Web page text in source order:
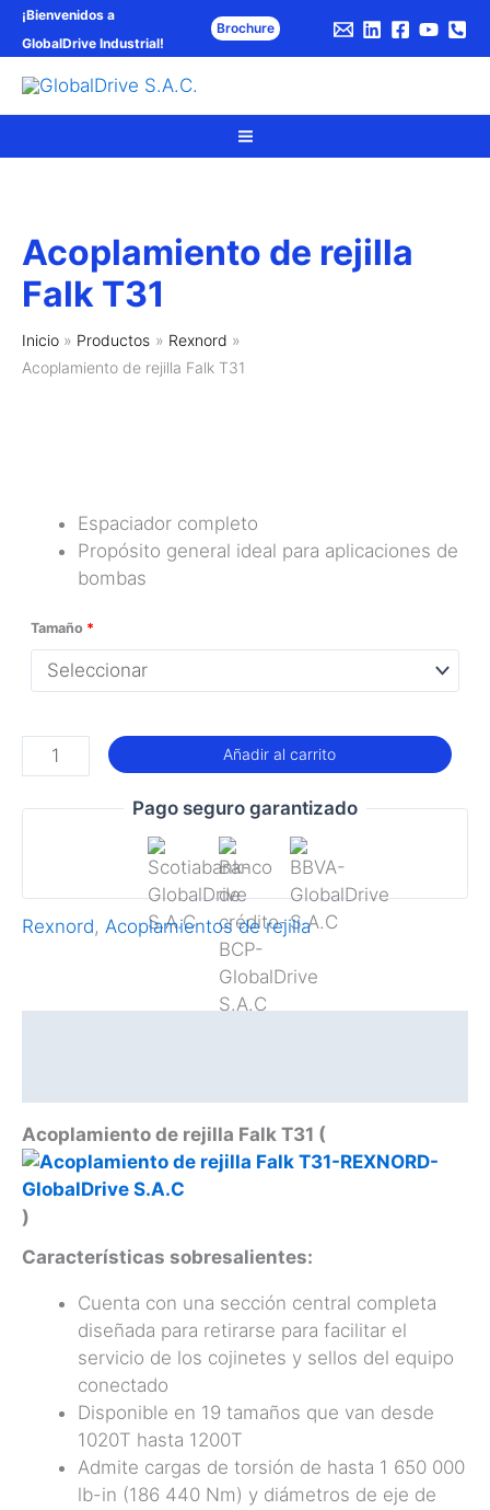
¡Bienvenidos a
GlobalDrive Industrial!
Brochure
Acoplamiento de rejilla
Falk T31
Inicio Productos
Rexnord
Acoplamiento de rejilla Falk T31
Espaciador completo
Propósito general ideal para aplicaciones de
bombas
Tamaño *
Acoplamiento
de
Añadir al carrito
Pago seguro garantizado
Rexnord, Acoplamientos de rejilla
Acoplamiento de rejilla Falk T31 (
)
Características sobresalientes:
Cuenta con una sección central completa
diseñada para retirarse para facilitar el
servicio de los cojinetes y sellos del equipo
conectado
Disponible en 19 tamaños que van desde
1020T hasta 1200T
Admite cargas de torsión de hasta 1 650 000
lb-in (186 440 Nm) y diámetros de eje de